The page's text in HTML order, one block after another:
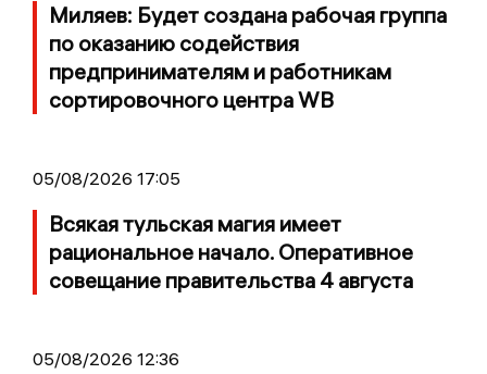
Миляев: Будет создана рабочая группа
по оказанию содействия
предпринимателям и работникам
сортировочного центра WB
05/08/2026 17:05
Всякая тульская магия имеет
рациональное начало. Оперативное
совещание правительства 4 августа
05/08/2026 12:36